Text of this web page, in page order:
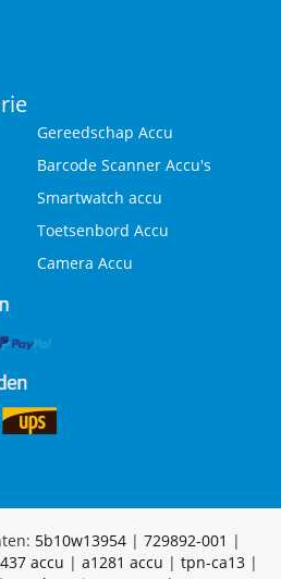
Gereedschap Accu
Barcode Scanner Accu's
Smartwatch accu
Toetsenbord Accu
Camera Accu
5b10w13954 | 729892-001 |
accu | a1281 accu | tpn-ca13|